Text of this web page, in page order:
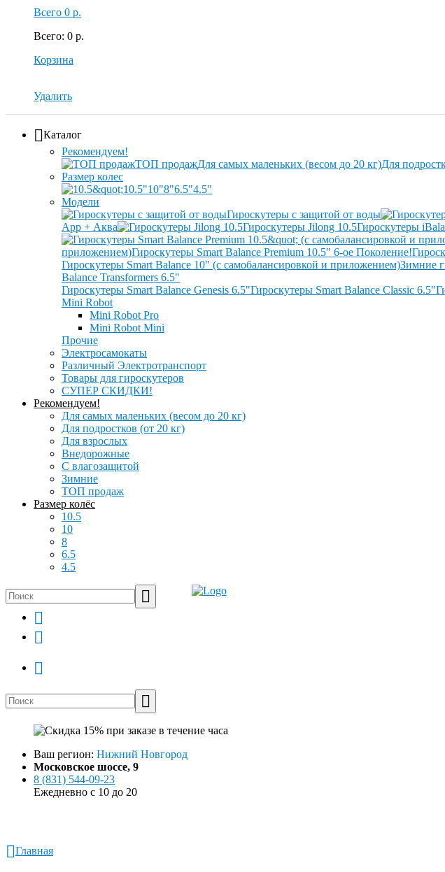
Всего 0 р.
Всего: 0 р.
Корзина
Удалить
Каталог
Рекомендуем!
ТОП продажДля самых маленьких (весом до 20 кг)Для
Размер колес
10.5"10"8"6.5"4.5"
Модели
Гироскутеры с защитой от воды
App + Аква
Гироскутеры Jilong 10.5Гироскутеры
приложением)Гироскутеры Smart Balance Premium 10.5" 6-ое Поколение!
Гироскутеры Smart Balance 10" (с самобалансировкой и приложением)Зимние
Balance Transformers 6.5"
Гироскутеры Smart Balance Genesis 6.5"Гироскутеры Smart Balance Classic 6.5"
Mini Robot
Mini Robot Pro
Mini Robot Mini
Прочие
Электросамокаты
Различный Электротранспорт
Товары для гироскутеров
СУПЕР СКИДКИ!
Рекомендуем!
Для самых маленьких (весом до 20 кг)
Для подростков (от 20 кг)
Для взрослых
Внедорожные
С влагозащитой
Зимние
ТОП продаж
Размер колёс
10.5
10
8
6.5
4.5
Ваш регион: Нижний Новгород
Московское шоссе, 9
8 (831) 544-09-23
Ежедневно с 10 до 20
Главная